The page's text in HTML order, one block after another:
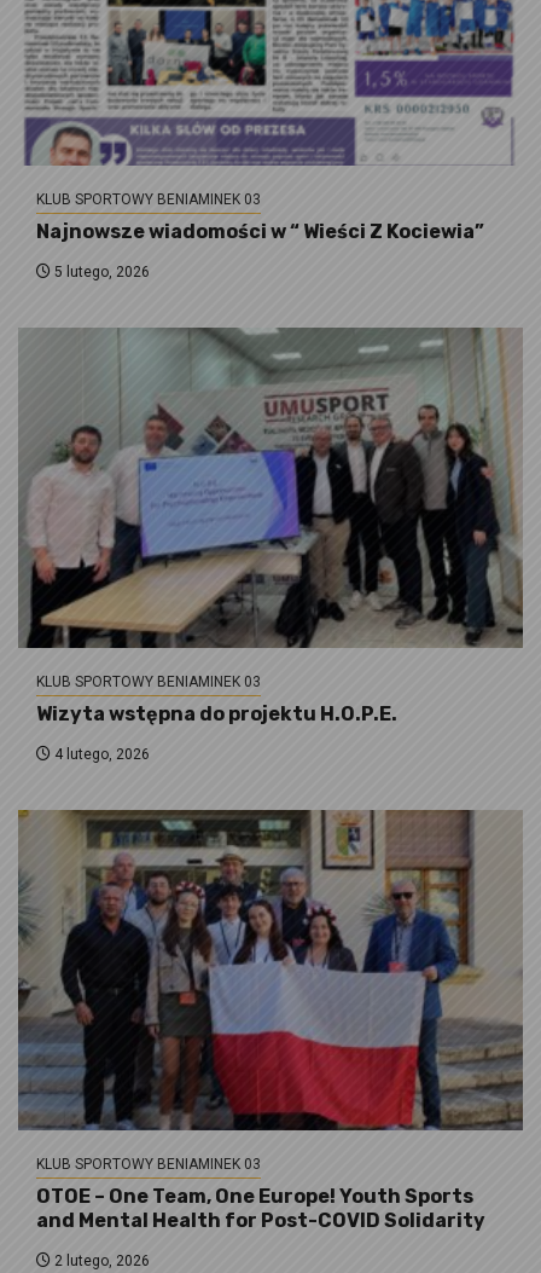
KLUB SPORTOWY BENIAMINEK 03
Najnowsze wiadomości w “ Wieści Z Kociewia”
5 lutego, 2026
KLUB SPORTOWY BENIAMINEK 03
Wizyta wstępna do projektu H.O.P.E.
4 lutego, 2026
KLUB SPORTOWY BENIAMINEK 03
OTOE – One Team, One Europe! Youth Sports
and Mental Health for Post-COVID Solidarity
2 lutego, 2026